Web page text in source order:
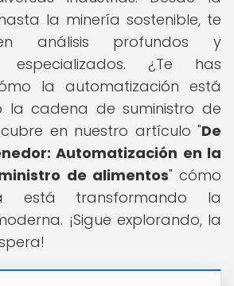
la minería sostenible, te
análisis profundos y
especializados. ¿Te has
la automatización está
la cadena de suministro de
en nuestro artículo "De
Automatización en la
de alimentos" cómo
está transformando la
¡Sigue explorando, la